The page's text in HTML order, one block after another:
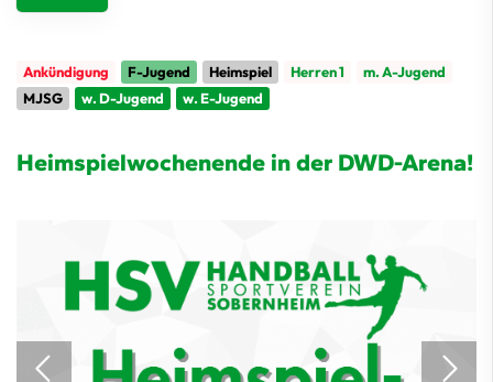
Ankündigung F-Jugend Heimspiel Herren 1
m. A-Jugend
MJSG
w. D-Jugend w. E-Jugend
Heimspielwochenende in der DWD-Arena!